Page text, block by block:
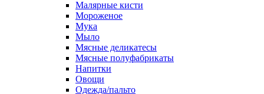
Малярные кисти
Мороженое
Мука
Мыло
Мясные деликатесы
Мясные полуфабрикаты
Напитки
Овощи
Одежда/пальто